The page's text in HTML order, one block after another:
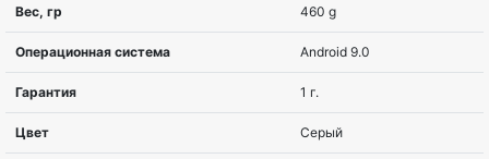
Тип экрана
Семейство процессоров MediaTek
Модель процессора